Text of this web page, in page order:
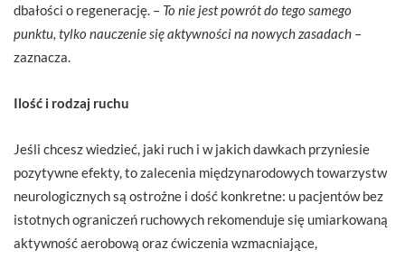
dbałości o regenerację. – To nie jest powrót do tego samego
punktu, tylko nauczenie się aktywności na nowych zasadach –
zaznacza.
Ilość i rodzaj ruchu
Jeśli chcesz wiedzieć, jaki ruch i w jakich dawkach przyniesie
pozytywne efekty, to zalecenia międzynarodowych towarzystw
neurologicznych są ostrożne i dość konkretne: u pacjentów bez
istotnych ograniczeń ruchowych rekomenduje się umiarkowaną
aktywność aerobową oraz ćwiczenia wzmacniające,